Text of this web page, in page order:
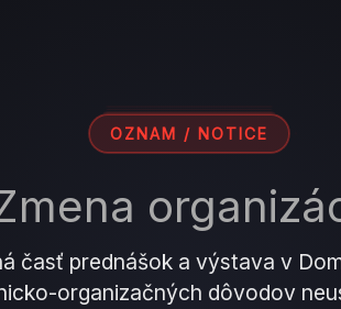
OZNAM / NOTICE
časť prednášok a výstava v
organizačných dôvodov